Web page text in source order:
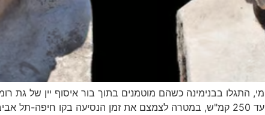
התגלו בבנימינה כשהם מוטמנים בתוך בור איסוף יין של גת
כחלק מפרויקט להפעלת רכבות מהירות במהירות של עד 250 קמ"ש, במטרה לצמצם את